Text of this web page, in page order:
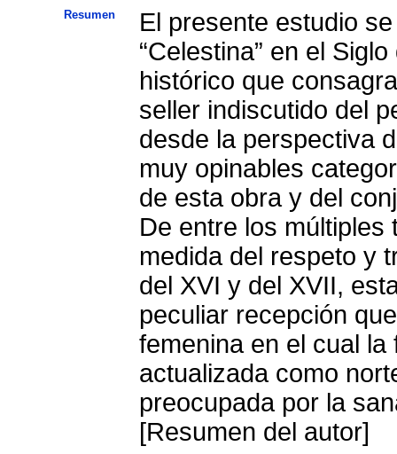
Resumen
El presente estudio
“Celestina” en el
histórico que
seller indiscutido del
desde la perspectiva
muy opinables
de esta obra y del
De entre los múltiples
medida del respeto y
del XVI y del XVII,
peculiar recepción
femenina en el cual
actualizada como
preocupada por la
[Resumen del autor]